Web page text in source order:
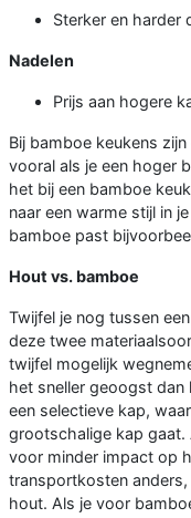
Sterker en harder
Nadelen
Prijs aan hogere
Bij bamboe keukens
vooral als je een hoger
het bij een bamboe
naar een warme stijl in
bamboe past
Hout vs. bamboe
Twijfel je nog tussen
deze twee
twijfel mogelijk
het sneller geoogst
een selectieve kap,
grootschalige kap gaat.
voor minder impact op
transportkosten
hout. Als je voor